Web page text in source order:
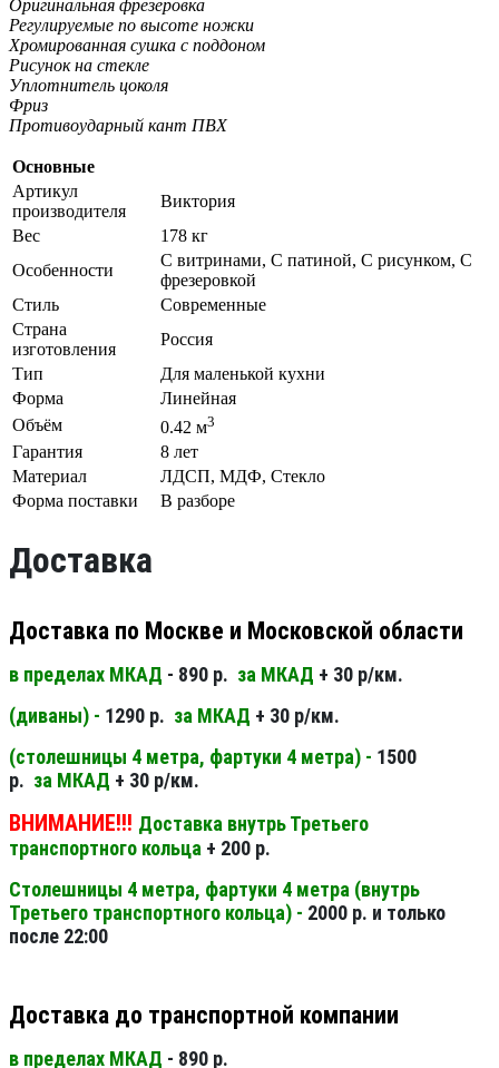
Оригинальная фрезеровка
Регулируемые по высоте ножки
Хромированная сушка с поддоном
Рисунок на стекле
Уплотнитель цоколя
Фриз
Противоударный кант ПВХ
Основные
Артикул
производителя
Виктория
Вес
178 кг
Особенности
С витринами, С патиной, С рисунком, С
фрезеровкой
Стиль
Современные
Страна
изготовления
Россия
Тип
Для маленькой кухни
Форма
Линейная
Объём
0.42 м3
Гарантия
8 лет
Материал
ЛДСП, МДФ, Стекло
Форма поставки
В разборе
Доставка
Доставка по Москве и Московской области
в пределах МКАД - 890 р. за МКАД + 30 р/км.
(диваны) - 1290 р. за МКАД + 30 р/км.
(столешницы 4 метра, фартуки 4 метра) - 1500
р. за МКАД + 30 р/км.
ВНИМАНИЕ!!! Доставка внутрь Третьего
транспортного кольца + 200 р.
Столешницы 4 метра, фартуки 4 метра (внутрь
Третьего транспортного кольца) - 2000 р. и только
после 22:00
Доставка до транспортной компании
в пределах МКАД - 890 р.